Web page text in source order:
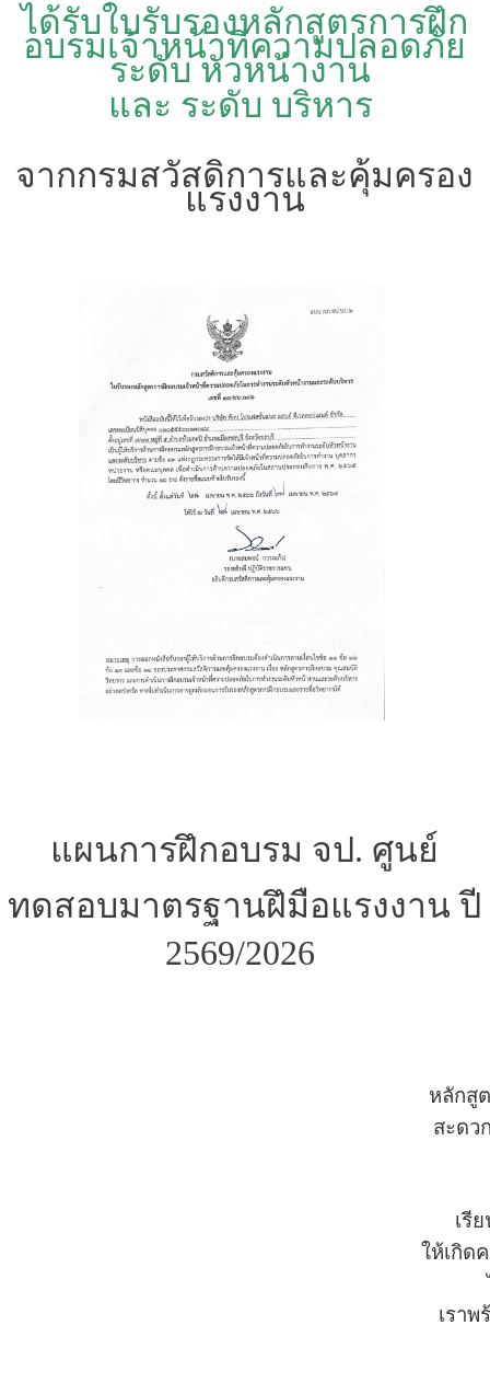
ได้รับใบรับรองหลักสูตรการฝึก
อบรมเจ้าหน้าที่ความปลอดภัย
ระดับ หัวหน้างาน
และ ระดับ บริหาร
จากกรมสวัสดิการและคุ้มครอง
แรงงาน
แผนการฝึกอบรม จป. ศูนย์
ทดสอบมาตรฐานฝึมือแรงงาน ปี
2569/2026
หลักสู
สะดว
เรี
ให้เกิด
เราพ